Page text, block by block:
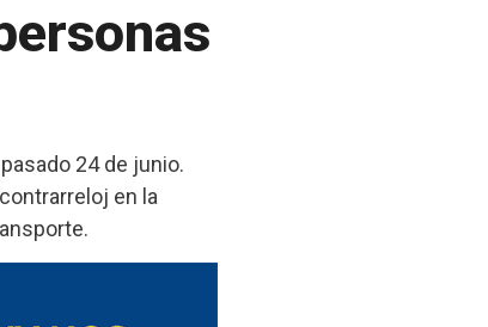
24 de junio.
en la